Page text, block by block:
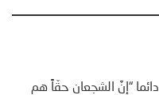
“إنَّ الشجعان حقّاً هم